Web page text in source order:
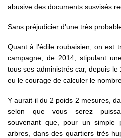
abusive des documents susvisés
Sans préjudicier d'une très
Quant à l'édile roubaisien, on est
campagne, de 2014, stipulant
tous ses administrés car, depuis
eu le courage de calculer le
Y aurait-il du 2 poids 2 mesures,
selon que vous serez
souvenant que, pour un simple
arbres, dans des quartiers très